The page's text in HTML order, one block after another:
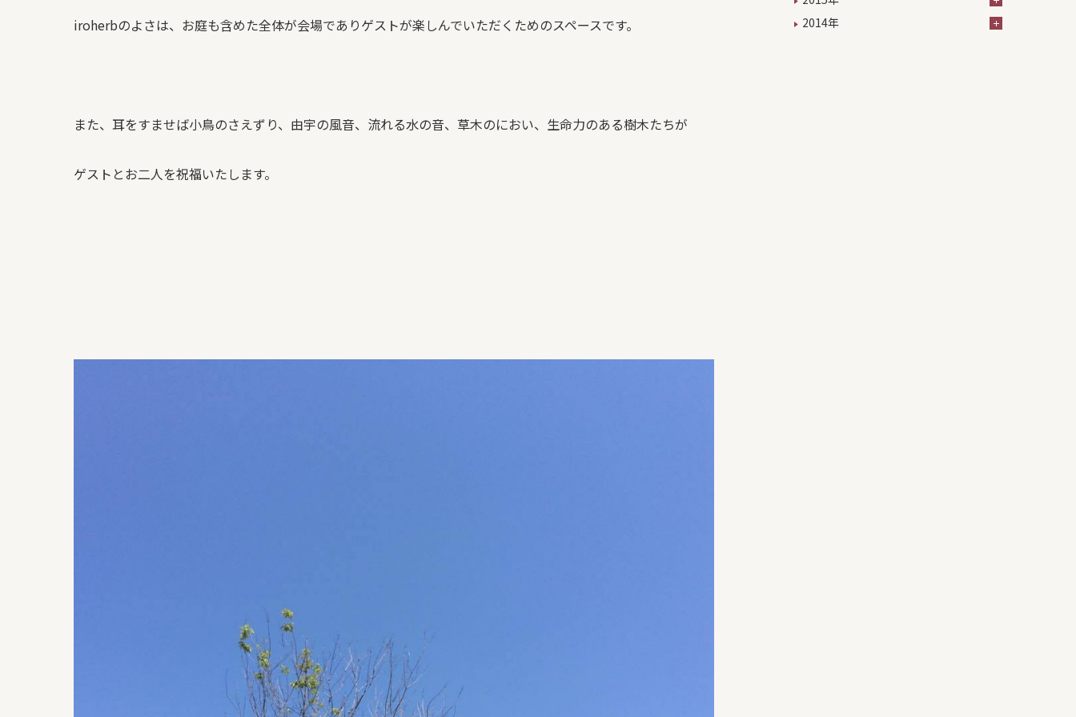
iroherbのよさは、お庭も含めた全体が会場でありゲストが楽しんでいただくためのスペースです。
また、耳をすませば小鳥のさえずり、由宇の風音、流れる水の音、草木のにおい、生命力のある樹木たちが
ゲストとお二人を祝福いたします。
2014年